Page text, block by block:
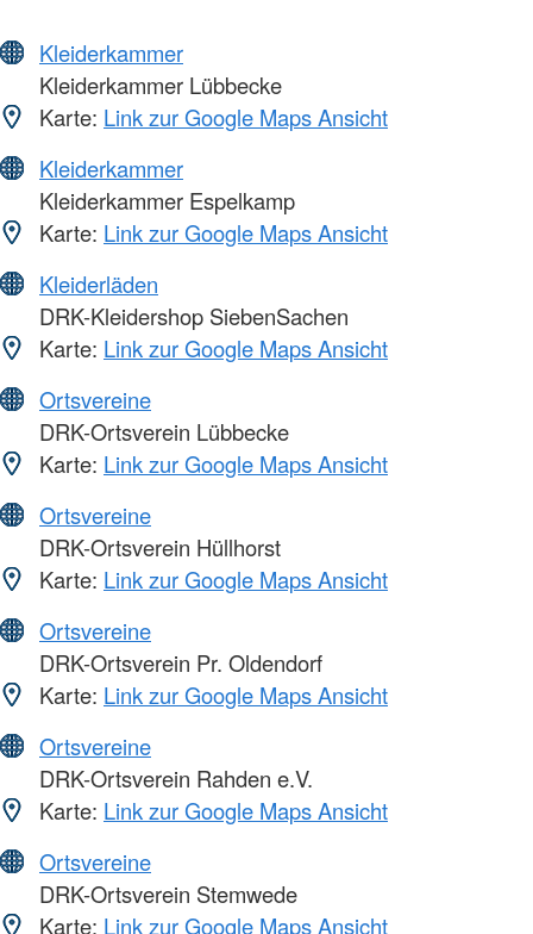
Kleiderkammer
Kleiderkammer Lübbecke
Karte: Link zur Google Maps Ansicht
Kleiderkammer
Kleiderkammer Espelkamp
Karte: Link zur Google Maps Ansicht
Kleiderläden
DRK-Kleidershop SiebenSachen
Karte: Link zur Google Maps Ansicht
Ortsvereine
DRK-Ortsverein Lübbecke
Karte: Link zur Google Maps Ansicht
Ortsvereine
DRK-Ortsverein Hüllhorst
Karte: Link zur Google Maps Ansicht
Ortsvereine
DRK-Ortsverein Pr. Oldendorf
Karte: Link zur Google Maps Ansicht
Ortsvereine
DRK-Ortsverein Rahden e.V.
Karte: Link zur Google Maps Ansicht
Ortsvereine
DRK-Ortsverein Stemwede
Karte: Link zur Google Maps Ansicht